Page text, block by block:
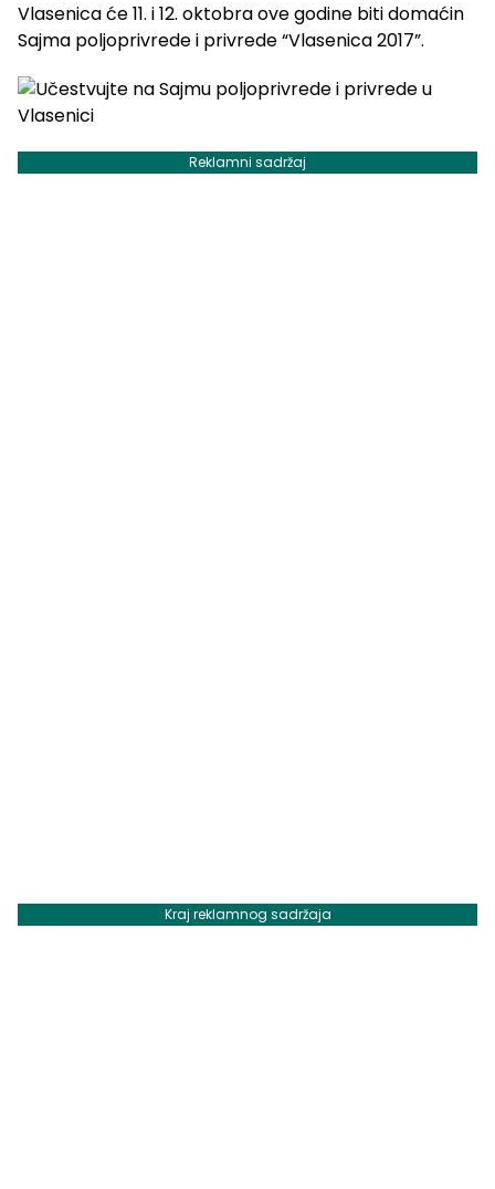
Vlasenica će 11. i 12. oktobra ove godine biti domaćin
Sajma poljoprivrede i privrede “Vlasenica 2017”.
Reklamni sadržaj
Kraj reklamnog sadržaja